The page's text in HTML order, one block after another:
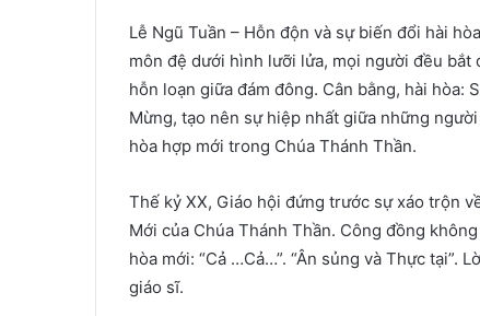
Lễ Ngũ Tuần – Hỗn độn và sự biến đổi hài hòa
môn đệ dưới hình lưỡi lửa, mọi người đều bắt
hỗn loạn giữa đám đông. Cân bằng, hài hòa:
Mừng, tạo nên sự hiệp nhất giữa những
hòa hợp mới trong Chúa Thánh Thần.
Thế kỷ XX, Giáo hội đứng trước sự xáo trộn
Mới của Chúa Thánh Thần. Công đồng
hòa mới: “Cả …Cả…”. “Ân sủng và Thực tại”.
giáo sĩ.